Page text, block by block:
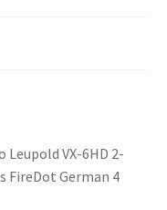
VX-6HD 2-
FireDot German 4